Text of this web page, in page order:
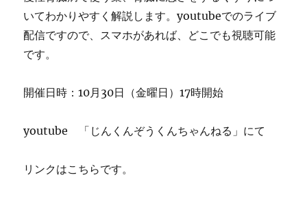
いてわかりやすく解説します。youtubeでのライブ
配信ですので、スマホがあれば、どこでも視聴可能
です。
開催日時：10月30日（金曜日）17時開始
youtube 「じんくんぞうくんちゃんねる」にて
リンクはこちらです。